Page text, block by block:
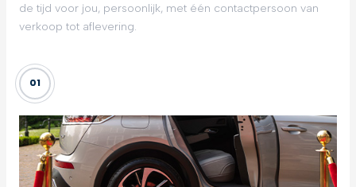
de tijd voor jou, persoonlijk, met één contactpersoon van
verkoop tot aflevering.
01